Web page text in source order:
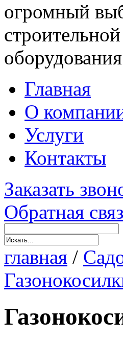
огромный
Главная
О
Услуги
Контакты
Заказать
Обратная
главная /